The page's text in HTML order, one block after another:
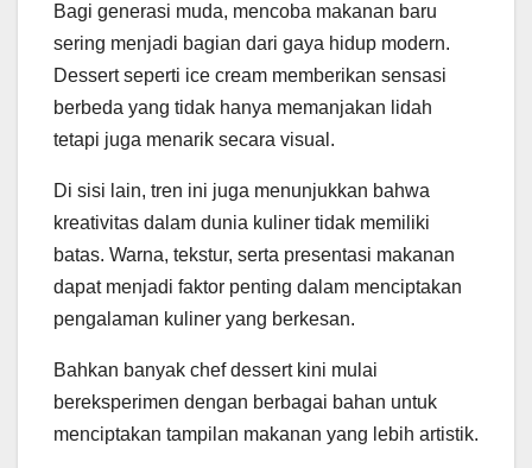
Bagi generasi muda, mencoba makanan baru
sering menjadi bagian dari gaya hidup modern.
Dessert seperti ice cream memberikan sensasi
berbeda yang tidak hanya memanjakan lidah
tetapi juga menarik secara visual.
Di sisi lain, tren ini juga menunjukkan bahwa
kreativitas dalam dunia kuliner tidak memiliki
batas. Warna, tekstur, serta presentasi makanan
dapat menjadi faktor penting dalam menciptakan
pengalaman kuliner yang berkesan.
Bahkan banyak chef dessert kini mulai
bereksperimen dengan berbagai bahan untuk
menciptakan tampilan makanan yang lebih artistik.